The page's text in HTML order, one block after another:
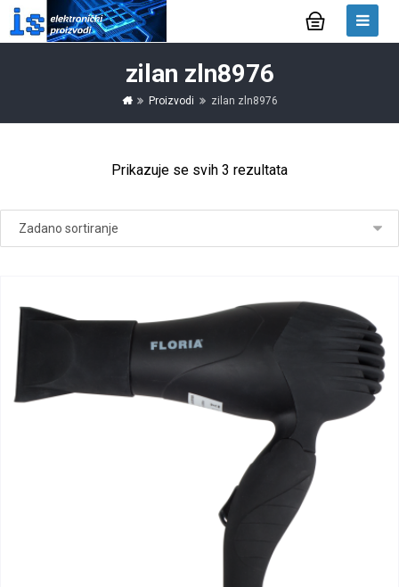
zilan zln8976
Proizvodi zilan zln8976
Prikazuje se svih 3 rezultata